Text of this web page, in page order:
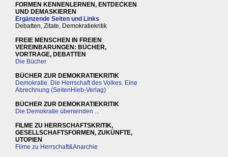
FORMEN KENNENLERNEN, ENTDECKEN
UND DEMASKIEREN
Ergänzende Seiten und Links
Debatten, Zitate, Demokratiekritik
FREIE MENSCHEN IN FREIEN
VEREINBARUNGEN: BÜCHER,
VORTRAGE, DEBATTEN
Die Bücher
BÜCHER ZUR DEMOKRATIEKRITIK
Demokratie. Die Herrschaft des Volkes. Eine
Abrechnung (SeitenHieb-Verlag)
BÜCHER ZUR DEMOKRATIEKRITIK
Die Demokratie überwinden ...
FILME ZU HERRSCHAFTSKRITIK,
GESELLSCHAFTSFORMEN, ZUKÜNFTE,
UTOPIEN
Filme zu Herrschaft&Anarchie